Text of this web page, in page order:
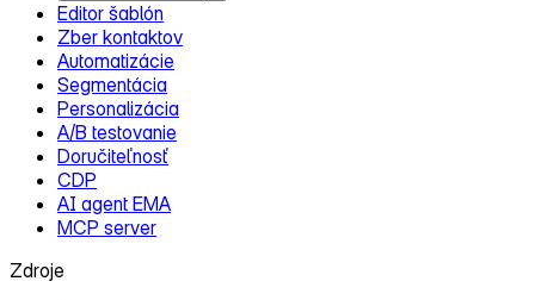
Editor šablón
Zber kontaktov
Automatizácie
Segmentácia
Personalizácia
A/B testovanie
Doručiteľnosť
CDP
AI agent EMA
MCP server
Zdroje